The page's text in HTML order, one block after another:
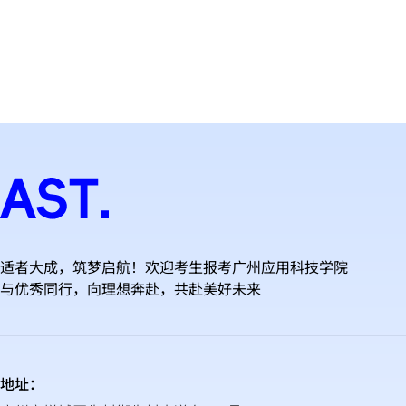
适者大成，筑梦启航！欢迎考生报考广州应用科技学院
与优秀同行，向理想奔赴，共赴美好未来
地址：